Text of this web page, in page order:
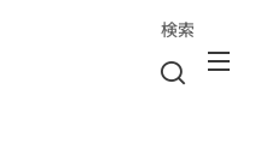
検索